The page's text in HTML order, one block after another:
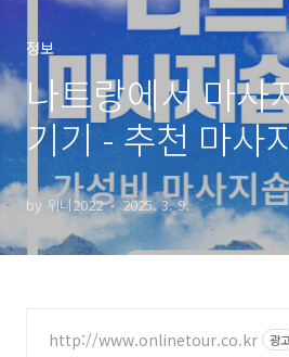
정보
나트랑에서 마사
기기 - 추천 마사
by 위니2022 2025. 3. 9.
http://www.onlinetour.co.kr 광